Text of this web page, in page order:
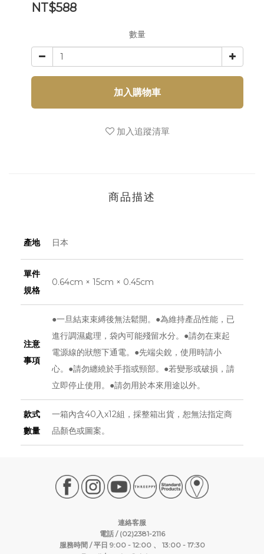
NT$588
數量
加入購物車
加入追蹤清單
商品描述
產地 日本
單件
規格
0.64cm × 15cm × 0.45cm
注意
事項
●一旦結束束縛後無法鬆開。●為維持產品性能，已
進行調濕處理，袋內可能殘留水分。●請勿在束起
電源線的狀態下通電。●先端尖銳，使用時請小
心。●請勿纏繞於手指或頸部。●若變形或破損，請
立即停止使用。●請勿用於本來用途以外。
款式
數量
一箱內含40入x12組，採整箱出貨，恕無法指定商
品顏色或圖案。
連絡客服
電話 / (02)2381-2116
服務時間 / 平日 9:00 - 12:00 、 13:00 - 17:30